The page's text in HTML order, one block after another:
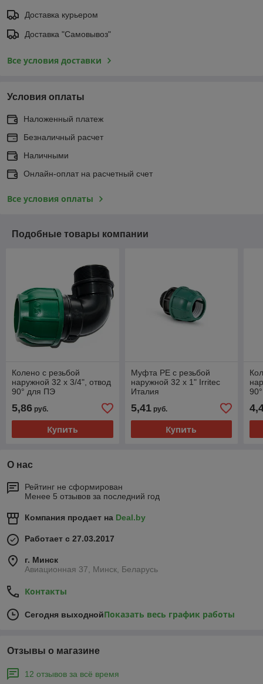
Доставка курьером
Доставка "Самовывоз"
Все условия доставки
Условия оплаты
Наложенный платеж
Безналичный расчет
Наличными
Онлайн-оплат на расчетный счет
Все условия оплаты
Подобные товары компании
Колено с резьбой
наружной 32 х 3/4", отвод
90° для ПЭ
5,86 руб.
Купить
Муфта PE с резьбой
наружной 32 х 1" Irritec
Италия
5,41руб.
Купить
О нас
Рейтинг не сформирован
Менее 5 отзывов за последний год
Компания продает на Deal.by
Работает с 27.03.2017
г. Минск
Авиационная 37, Минск, Беларусь
Контакты
Сегодня выходнойПоказать весь график работы
Отзывы о магазине
12 отзывов за всё время